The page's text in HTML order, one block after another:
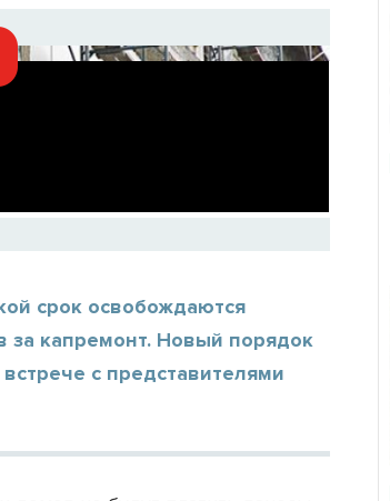
срок освобождаются
за капремонт. Новый порядок
с представителями